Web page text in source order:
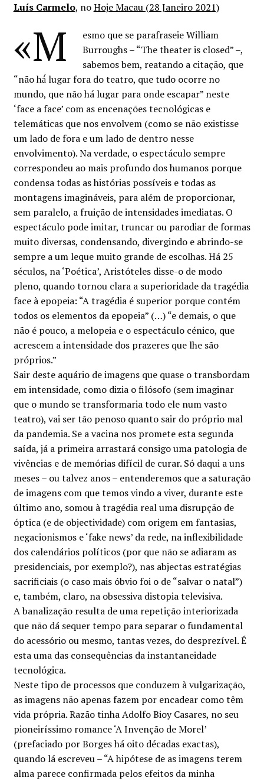
Luís Carmelo, noHoje Macau (28 Janeiro 2021)
«M
esmo que se parafraseie William
Burroughs – “The theater is closed” –,
sabemos bem, reatando a citação, que
“não há́ lugar fora do teatro, que tudo ocorre no
mundo, que não há lugar para onde escapar” neste
‘face a face’ com as encenações tecnológicas e
telemáticas que nos envolvem (como se não existisse
um lado de fora e um lado de dentro nesse
envolvimento). Na verdade, o espectáculo sempre
correspondeu ao mais profundo dos humanos porque
condensa todas as histórias possíveis e todas as
montagens imagináveis, para além de proporcionar,
sem paralelo, a fruição de intensidades imediatas. O
espectáculo pode imitar, truncar ou parodiar de formas
muito diversas, condensando, divergindo e abrindo-se
sempre a um leque muito grande de escolhas. Há 25
séculos, na ‘Poética’, Aristóteles disse-o de modo
pleno, quando tornou clara a superioridade da tragédia
face à epopeia: “A tragédia é superior porque contém
todos os elementos da epopeia” (…) “e demais, o que
não é pouco, a melopeia e o espectáculo cénico, que
acrescem a intensidade dos prazeres que lhe são
próprios.”
Sair deste aquário de imagens que quase o transbordam
em intensidade, como dizia o filósofo (sem imaginar
que o mundo se transformaria todo ele num vasto
teatro), vai ser tão penoso quanto sair do próprio mal
da pandemia. Se a vacina nos promete esta segunda
saída, já a primeira arrastará consigo uma patologia de
vivências e de memórias difícil de curar. Só daqui a uns
meses – ou talvez anos – entenderemos que a saturação
de imagens com que temos vindo a viver, durante este
último ano, somou à tragédia real uma disrupção de
óptica (e de objectividade) com origem em fantasias,
negacionismos e ‘fake news’ da rede, na inflexibilidade
dos calendários políticos (por que não se adiaram as
presidenciais, por exemplo?), nas abjectas estratégias
sacrificiais (o caso mais óbvio foi o de “salvar o natal”)
e, também, claro, na obsessiva distopia televisiva.
A banalização resulta de uma repetição interiorizada
que não dá sequer tempo para separar o fundamental
do acessório ou mesmo, tantas vezes, do desprezível. É
esta uma das consequências da instantaneidade
tecnológica.
Neste tipo de processos que conduzem à vulgarização,
as imagens não apenas fazem por encadear como têm
vida própria. Razão tinha Adolfo Bioy Casares, no seu
pioneiríssimo romance ‘A Invenção de Morel’
(prefaciado por Borges há oito décadas exactas),
quando lá escreveu – “A hipótese de as imagens terem
alma parece confirmada pelos efeitos da minha